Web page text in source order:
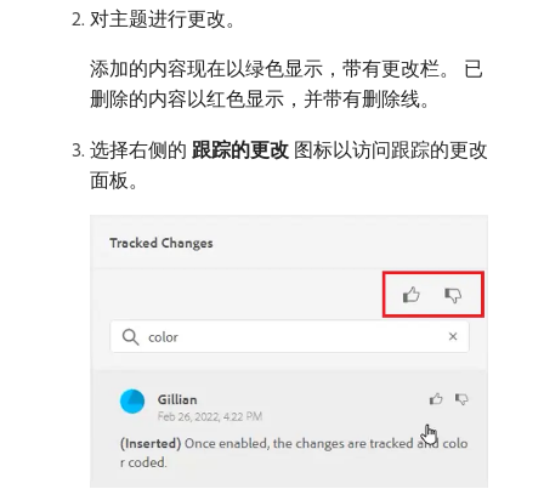
对主题进行更改。
添加的内容现在以绿色显示，带有更改栏。 已
删除的内容以红色显示，并带有删除线。
选择右侧的​ 跟踪的更改 ​图标以访问跟踪的更改
面板。